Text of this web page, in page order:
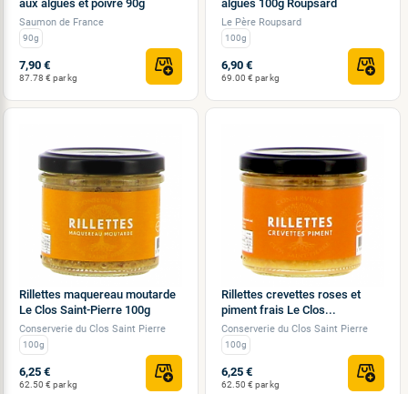
aux algues et poivre 90g
Saumon de France
90g
7,90 €
87.78 € par kg
algues 100g Roupsard
Le Père Roupsard
100g
6,90 €
69.00 € par kg
Rillettes maquereau moutarde
Le Clos Saint-Pierre 100g
Conserverie du Clos Saint Pierre
100g
6,25 €
62.50 € par kg
Rillettes crevettes roses et
piment frais Le Clos...
Conserverie du Clos Saint Pierre
100g
6,25 €
62.50 € par kg